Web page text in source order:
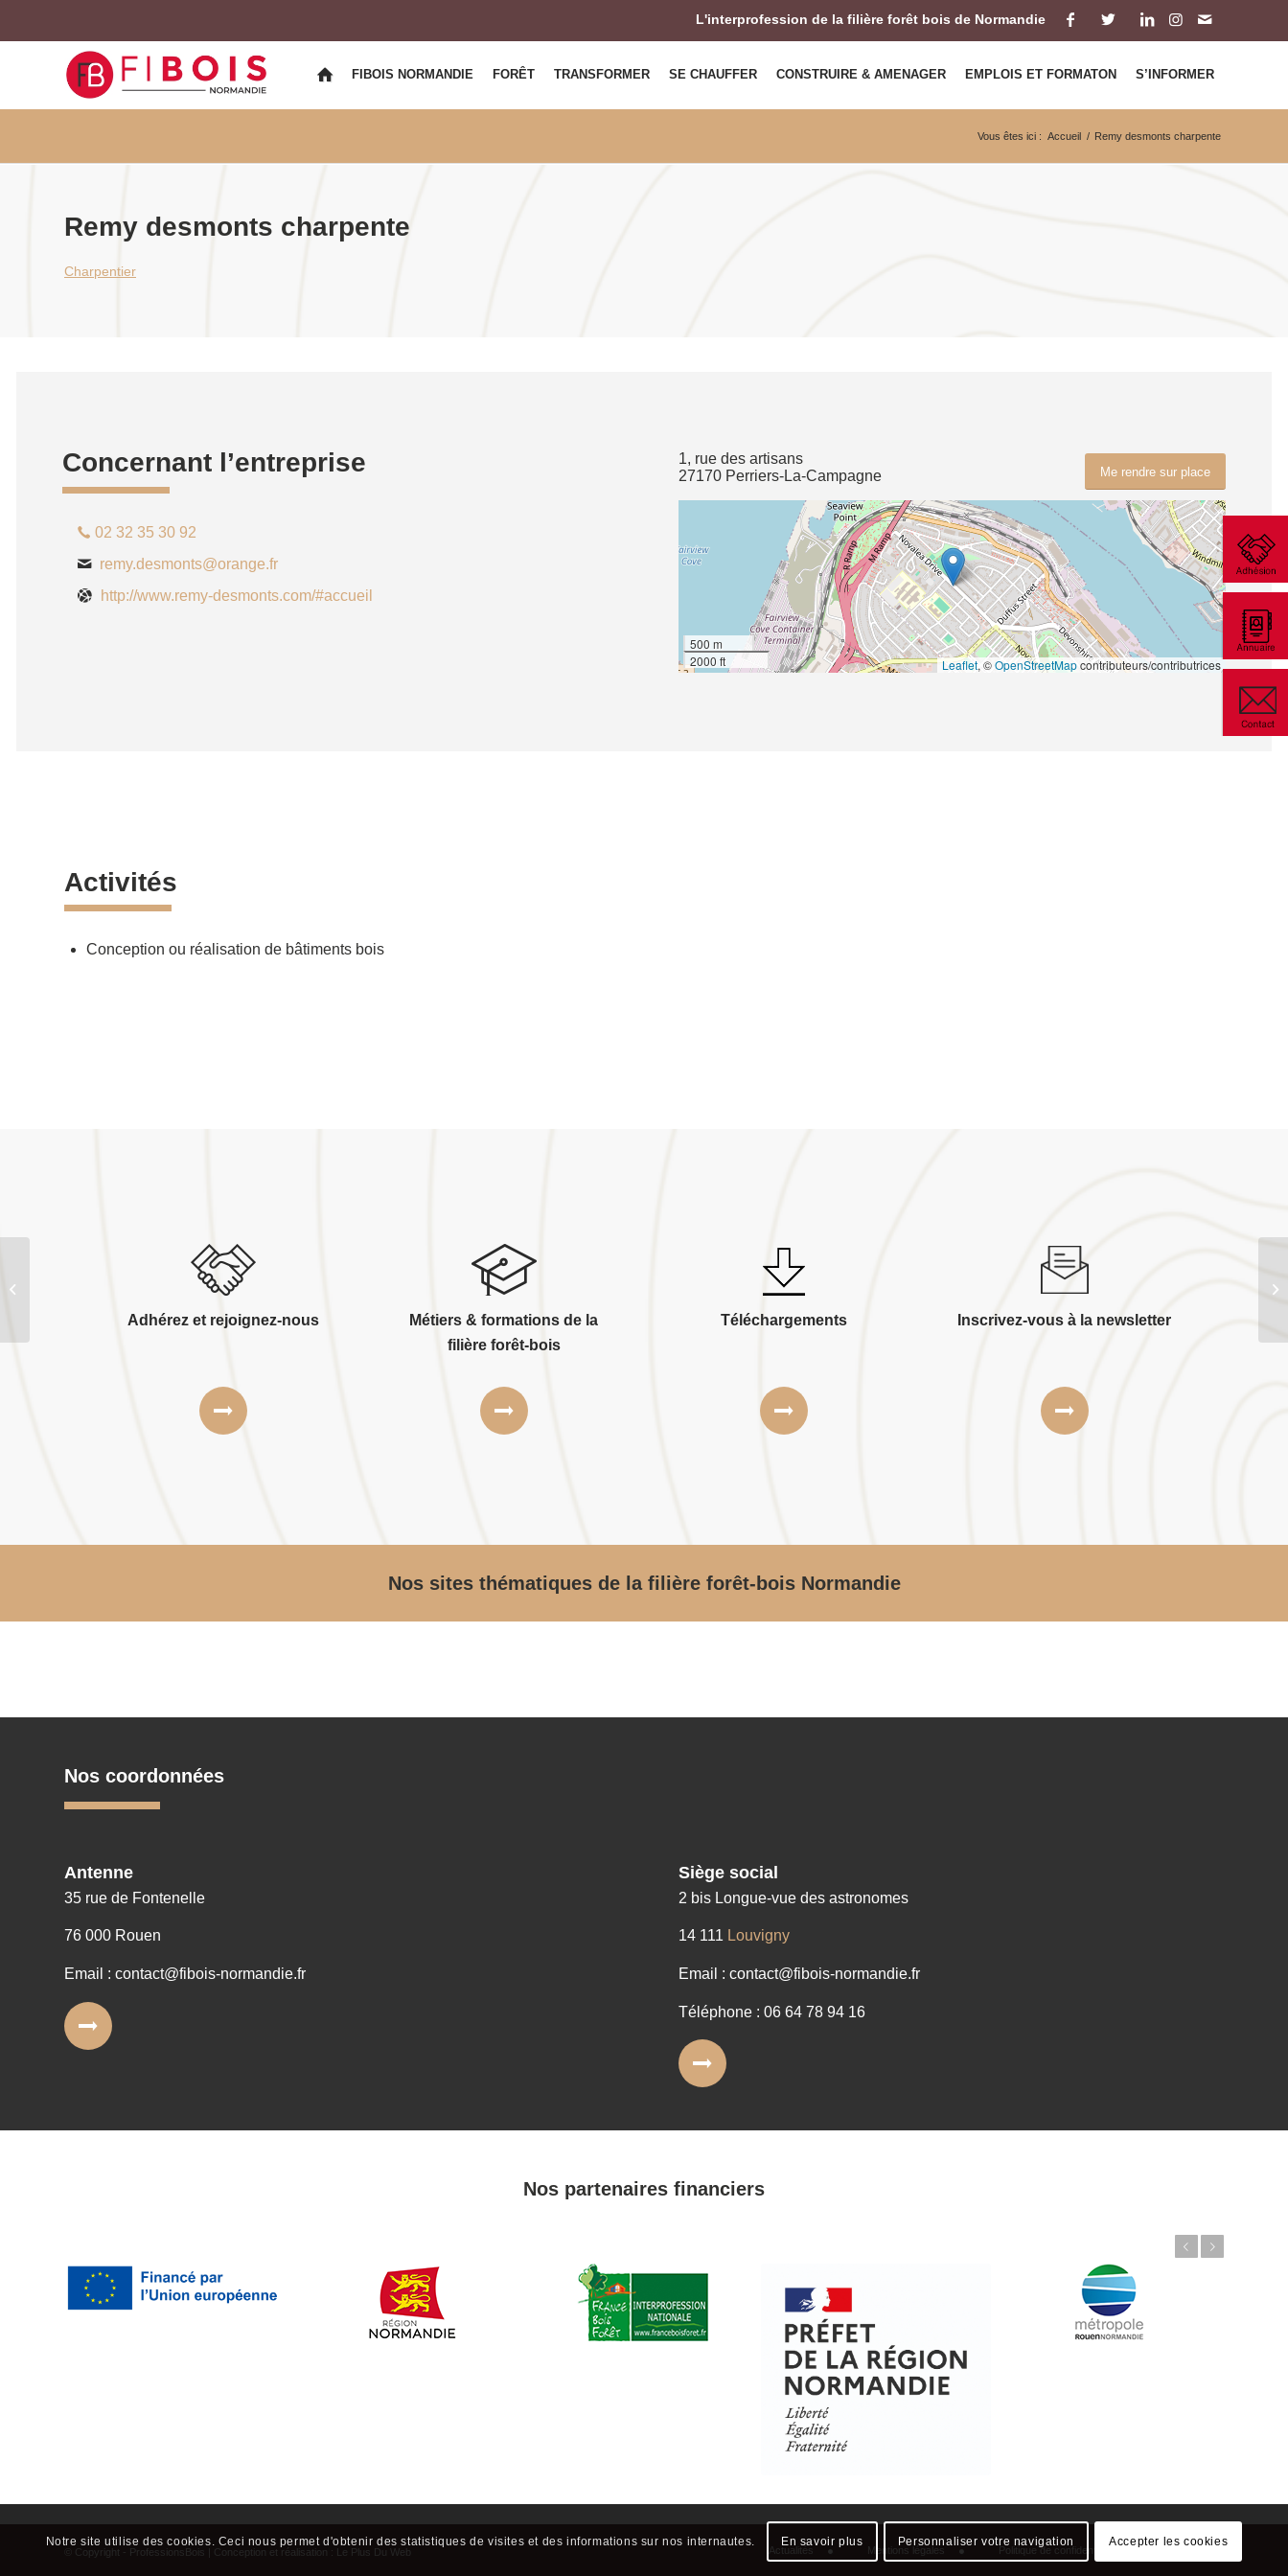
L'interprofession de la filière forêt bois de Normandie
FIBOIS NORMANDIE FORÊT TRANSFORMER SE CHAUFFER CONSTRUIRE & AMENAGER EMPLOIS ET FORMATON S’INFORMER
Vous êtes ici : Accueil / Remy desmonts charpente
Remy desmonts charpente
Charpentier
Concernant l’entreprise
02 32 35 30 92
remy.desmonts@orange.fr
http://www.remy-desmonts.com/#accueil
Me rendre sur place
1, rue des artisans
27170 Perriers-La-Campagne
500 m
2000 ft
Leaflet, ©OpenStreetMapcontributeurs/contributrices
Activités
Conception ou réalisation de bâtiments bois
Adhérez et rejoignez-nous
Métiers & formations de la
filière forêt-bois
Téléchargements Inscrivez-vous à la newsletter
Nos sites thématiques de la filière forêt-bois Normandie
Nos coordonnées
Antenne
35 rue de Fontenelle
76 000 Rouen
Email : contact@fibois-normandie.fr
Siège social
2 bis Longue-vue des astronomes
14 111 Louvigny
Email : contact@fibois-normandie.fr
Téléphone : 06 64 78 94 16
Nos partenaires financiers
© Copyright - ProfessionsBois | Conception et réalisation : Le Plus Du Web Actualités Mentions légales Politique de confidentialité
Notre site utilise des cookies. Ceci nous permet d'obtenir des statistiques de visites et des informations sur nos internautes. En savoir plus Personnaliser votre navigation Accepter les cookies